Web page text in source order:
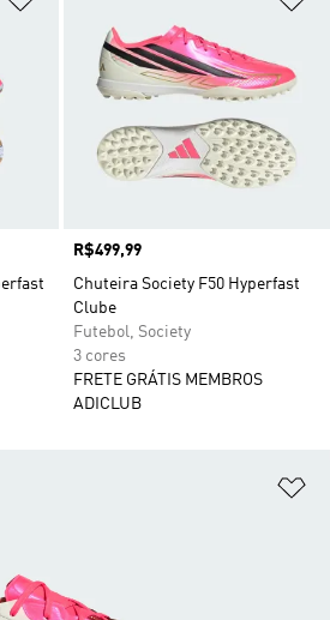
Preço
R$499,99
Chuteira Society F50 Hyperfast
Clube
Futebol, Society
3 cores
FRETE GRÁTIS MEMBROS
ADICLUB